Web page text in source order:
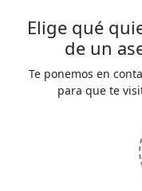
Elige qué
de un
Te ponemos en
para que te